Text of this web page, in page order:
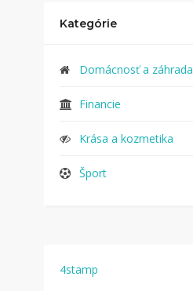
Kategórie
Domácnosť a záhrada
Financie
Krása a kozmetika
Šport
4stamp